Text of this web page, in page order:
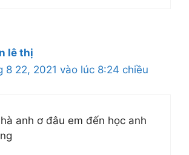
lê thị
8 22, 2021 vào lúc 8:24 chiều
anh ơ đâu em đến học anh